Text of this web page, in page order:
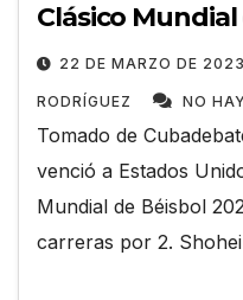
Clásico
22 DE MARZO DE 2023
RODRÍGUEZ NO
Tomado de
venció a Estados
Mundial de Béisbol
carreras por 2.